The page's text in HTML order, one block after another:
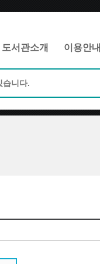
도서관소개 이용안내